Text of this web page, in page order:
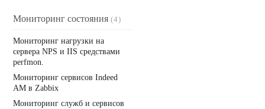
Мониторинг состояния (4)
Мониторинг нагрузки на
сервера NPS и IIS средствами
perfmon.
Мониторинг сервисов Indeed
AM в Zabbix
Мониторинг служб и сервисов